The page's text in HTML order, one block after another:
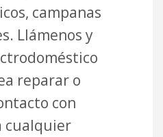
campanas
Llámenos y
reparar o
con
cualquier